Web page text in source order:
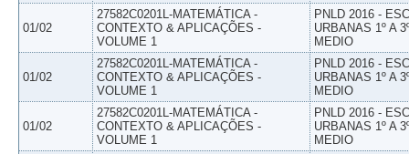
01/02
27582C0201L-MATEMÁTICA -
CONTEXTO & APLICAÇÕES -
VOLUME 1
PNLD 2016 -
URBANAS 1º A
MEDIO
01/02
27582C0201L-MATEMÁTICA -
CONTEXTO & APLICAÇÕES -
VOLUME 1
PNLD 2016 -
URBANAS 1º A
MEDIO
01/02
27582C0201L-MATEMÁTICA -
CONTEXTO & APLICAÇÕES -
VOLUME 1
PNLD 2016 -
URBANAS 1º A
MEDIO